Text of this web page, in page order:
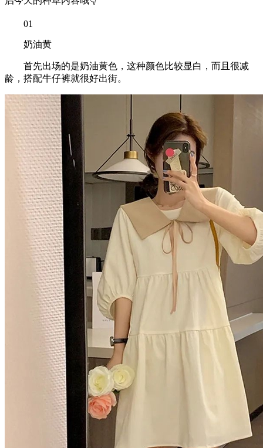
01
奶油黄
首先出场的是奶油黄色，这种颜色比较显白，而且很减
龄，搭配牛仔裤就很好出街。